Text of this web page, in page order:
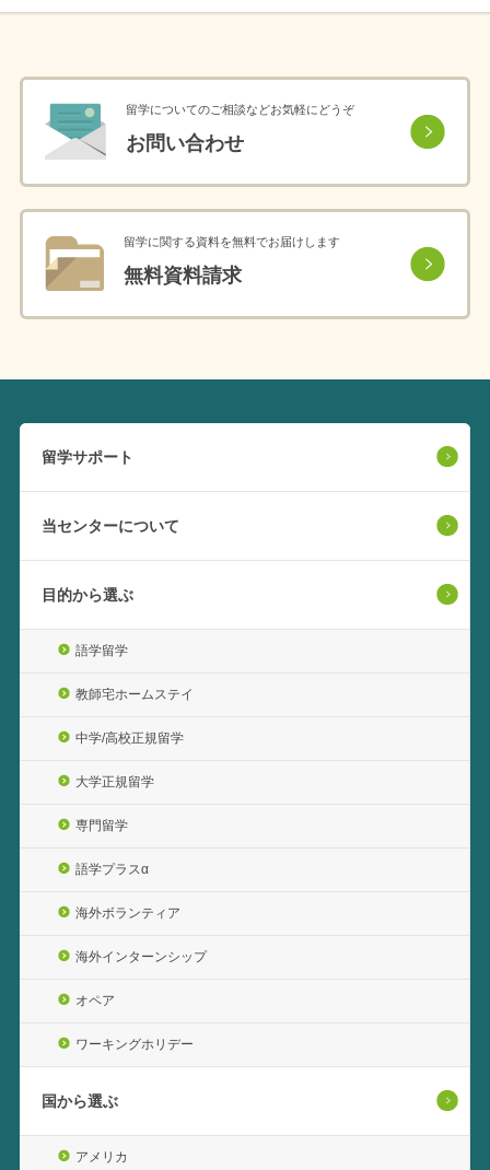
留学についてのご相談などお気軽にどうぞ
お問い合わせ
留学に関する資料を無料でお届けします
無料資料請求
留学サポート
当センターについて
目的から選ぶ
語学留学
教師宅ホームステイ
中学/高校正規留学
大学正規留学
専門留学
語学プラスα
海外ボランティア
海外インターンシップ
オペア
ワーキングホリデー
国から選ぶ
アメリカ